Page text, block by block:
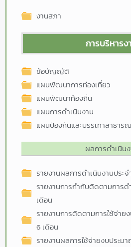
งานสภา
การบริหารง
ข้อบัญญัติ
แผนพัฒนาการท่องเที่ยว
แผนพัฒนาท้องถิ่น
แผนการดำเนินงาน
แผนป้องกันและบรรเทาสาธาร
ผลการดำเนิน
รายงานผลการดำเนินงานประจ
รายงานการกำกับติดตามการด
เดือน
รายงานการติดตามการใช้จ่าย
6 เดือน
รายงานผลการใช้จ่ายงบประม